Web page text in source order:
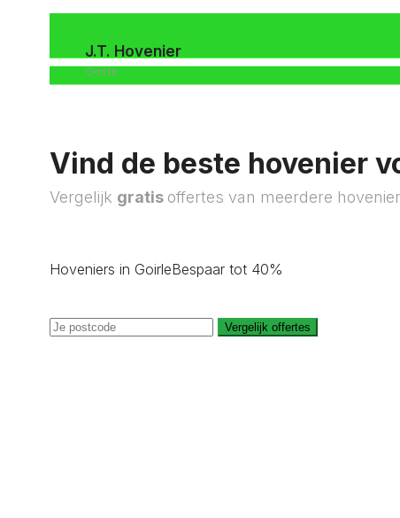
J.T. Hovenier
Goirle
Vind de beste hovenier
Vergelijk gratis offertes van meerdere
Hoveniers in GoirleBespaar tot 40%
Vergelijk offertes